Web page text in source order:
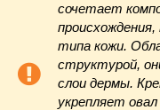
сочетает
типа кожи.
структурой,
слои дермы.
укрепляет